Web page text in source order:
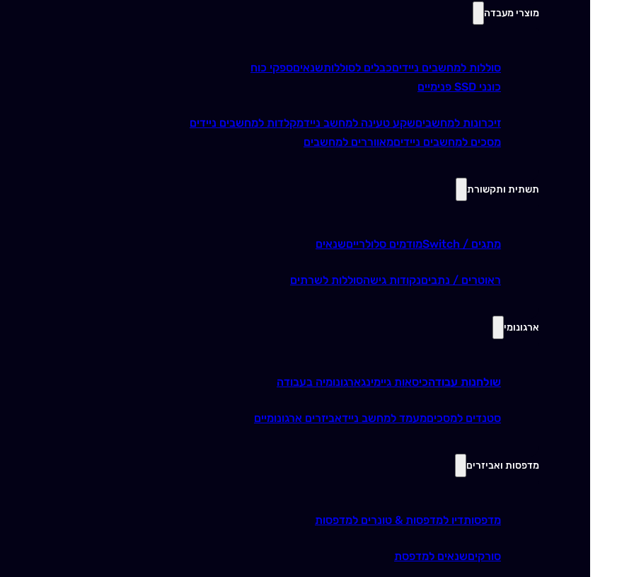
מוצרי מעבדה
סוללות למחשבים ניידיםכבלים לסוללותשנאיםספקי כוח
כונני SSD פנימיים
זיכרונות למחשביםשקע טעינה למחשב ניידמקלדות למחשבים ניידים
מסכים למחשבים ניידיםמאווררים למחשבים
תשתית ותקשורת
מתגים / Switch מודמים סלולרייםשנאים
ראוטרים / נתביםנקודות גישהסוללות לשרתים
ארגונומי
שולחנות עבודהכיסאות גיימינגארגונומיה בעבודה
סטנדים למסכיםמעמד למחשב ניידאביזרים ארגונומיים
מדפסות ואביזרים
מדפסותדיו למדפסות & טונרים למדפסות
סורקיםשנאים למדפסת